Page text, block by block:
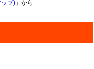
ップ)」から